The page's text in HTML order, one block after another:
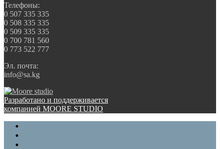
Телефоны:
0 507 335 335
0 508 335 335
0 509 335 335
0 700 781 560
0 773 522 777
Эл. почта:
info@sa.kg
Разработано и поддерживается
компанией MOORE STUDIO